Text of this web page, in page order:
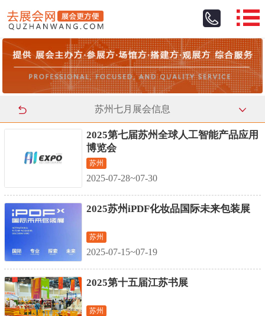
苏州七月展会信息
2025第七届苏州全球人工智能产品应用
博览会
苏州
2025-07-28~07-30
2025苏州iPDF化妆品国际未来包装展
苏州
2025-07-15~07-19
2025第十五届江苏书展
苏州